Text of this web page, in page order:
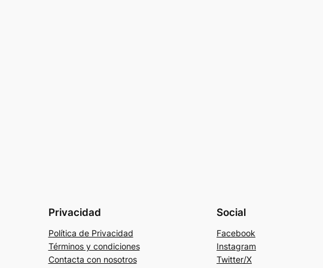
Privacidad
Política de Privacidad
Términos y condiciones
Contacta con nosotros
Social
Facebook
Instagram
Twitter/X